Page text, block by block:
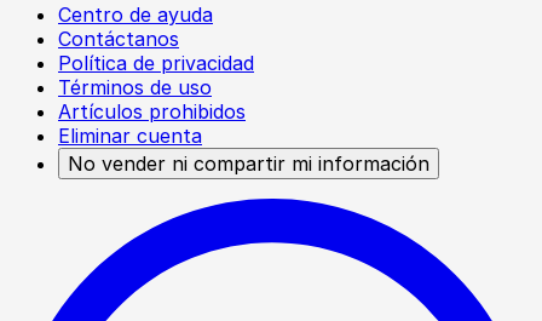
Centro de ayuda
Contáctanos
Política de privacidad
Términos de uso
Artículos prohibidos
Eliminar cuenta
No vender ni compartir mi información